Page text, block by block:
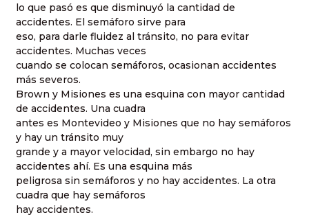
lo que pasó es que disminuyó la cantidad de
accidentes. El semáforo sirve para
eso, para darle fluidez al tránsito, no para evitar
accidentes. Muchas veces
cuando se colocan semáforos, ocasionan accidentes
más severos.
Brown y Misiones es una esquina con mayor cantidad
de accidentes. Una cuadra
antes es Montevideo y Misiones que no hay semáforos
y hay un tránsito muy
grande y a mayor velocidad, sin embargo no hay
accidentes ahí. Es una esquina más
peligrosa sin semáforos y no hay accidentes. La otra
cuadra que hay semáforos
hay accidentes.